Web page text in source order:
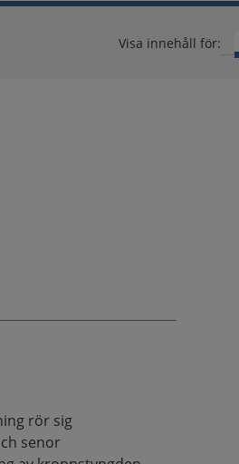
Visa innehåll för:
rör sig
senor